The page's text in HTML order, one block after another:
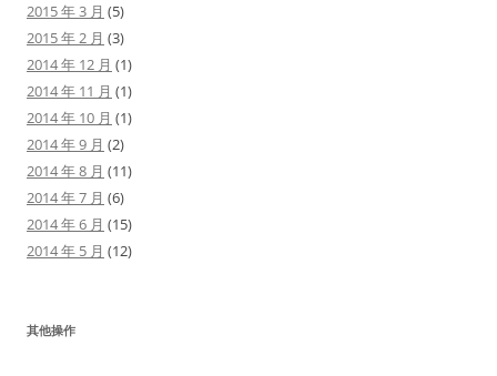
2015 年 3 月 (5)
2015 年 2 月 (3)
2014 年 12 月 (1)
2014 年 11 月 (1)
2014 年 10 月 (1)
2014 年 9 月 (2)
2014 年 8 月 (11)
2014 年 7 月 (6)
2014 年 6 月 (15)
2014 年 5 月 (12)
其他操作